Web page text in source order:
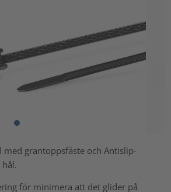
grantoppsfäste och Antislip-
för minimera att det glider på